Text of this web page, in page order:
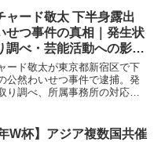
ャード敬太 下半身露出
せつ事件の真相｜発生状
調べ・芸能活動への影響
説【2025最新】
ード敬太が東京都新宿区で下
公然わいせつ事件で逮捕。発
り調べ、所属事務所の対応、
W杯】アジア複数国共催